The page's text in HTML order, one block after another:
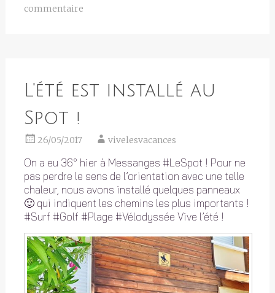
commentaire
L'été est installé au
Spot !
26/05/2017 vivelesvacances
On a eu 36° hier à Messanges #LeSpot ! Pour ne
pas perdre le sens de l’orientation avec une telle
chaleur, nous avons installé quelques panneaux
🙂 qui indiquent les chemins les plus importants !
#Surf #Golf #Plage #Vélodyssée Vive l’été !